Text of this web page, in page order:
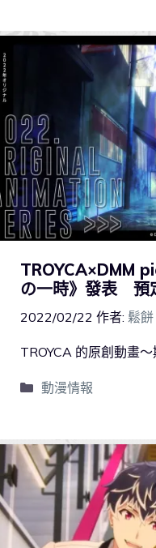
TROYCA×DMM
の一時》發表 預
2022/02/22 作者: 鬆餅
TROYCA 的原創動畫
動漫情報